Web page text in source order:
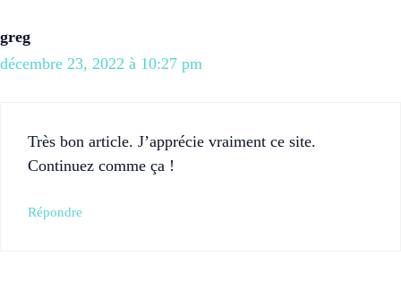
greg
décembre 23, 2022 à 10:27 pm
Très bon article. J’apprécie vraiment ce site.
Continuez comme ça !
Répondre